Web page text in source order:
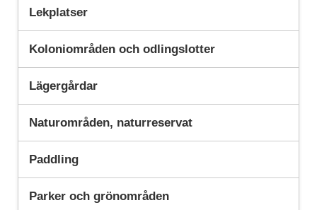
Lekplatser
Koloniområden och odlingslotter
Lägergårdar
Naturområden, naturreservat
Paddling
Parker och grönområden